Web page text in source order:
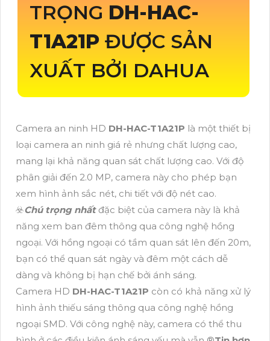
TRỌNG DH-HAC-
T1A21P ĐƯỢC SẢN
XUẤT BỞI DAHUA
Camera an ninh HD DH-HAC-T1A21P là một thiết bị
loại camera an ninh giá rẻ nhưng chất lượng cao,
mang lại khả năng quan sát chất lượng cao. Với độ
phân giải đến 2.0 MP, camera này cho phép bạn
xem hình ảnh sắc nét, chi tiết với độ nét cao.
☣️Chú trọng nhấtđặc biệt của camera này là khả
năng xem ban đêm thông qua công nghệ hồng
ngoại. Với hồng ngoại có tầm quan sát lên đến 20m,
bạn có thể quan sát ngày và đêm một cách dễ
dàng và không bị hạn chế bởi ánh sáng.
Camera HD DH-HAC-T1A21P còn có khả năng xử lý
hình ảnh thiếu sáng thông qua công nghệ hồng
ngoại SMD. Với công nghệ này, camera có thể thu